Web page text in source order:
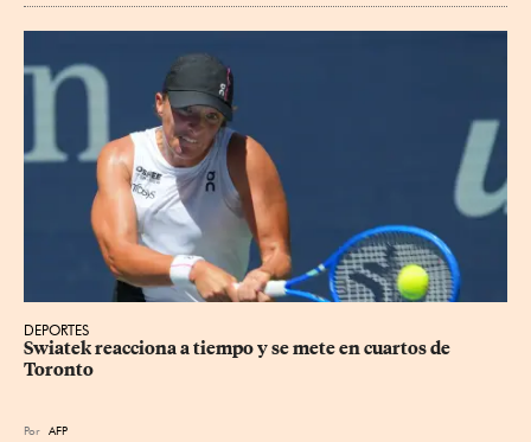
DEPORTES
Swiatek reacciona a tiempo y se mete en cuartos de
Toronto
Por AFP